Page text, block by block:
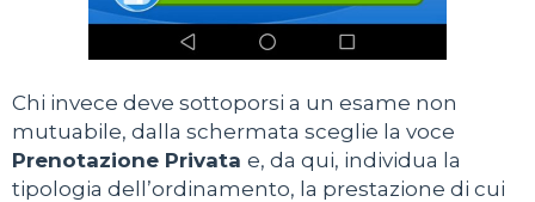
Chi invece deve sottoporsi a un esame non
mutuabile, dalla schermata sceglie la voce
Prenotazione Privata e, da qui, individua la
tipologia dell’ordinamento, la prestazione di cui